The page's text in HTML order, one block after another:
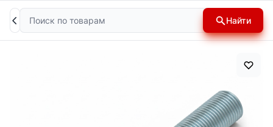
Поиск Найти